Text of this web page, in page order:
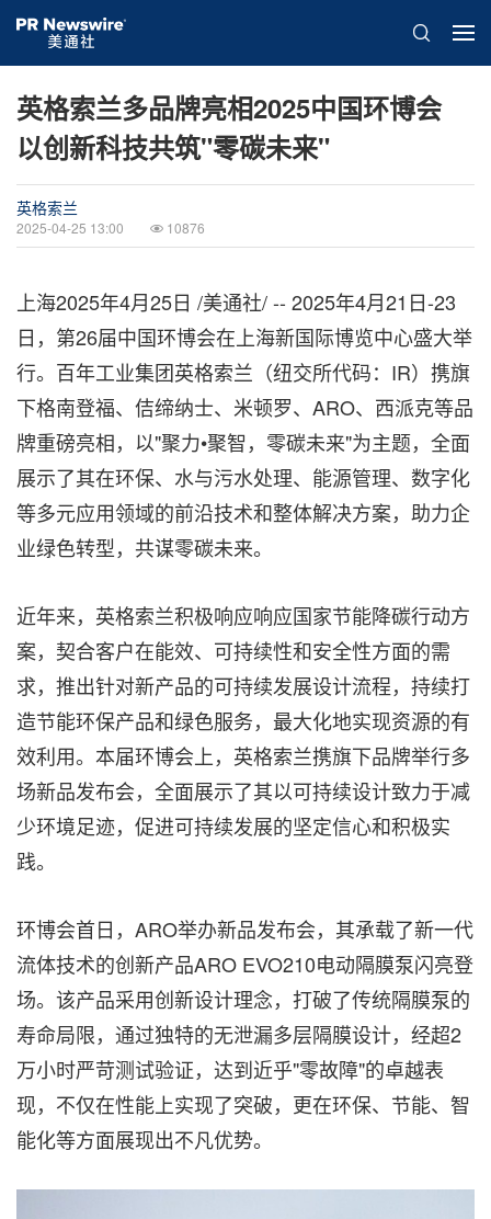
英格索兰多品牌亮相2025中国环博会
以创新科技共筑"零碳未来"
英格索兰
2025-04-25 13:00 10876
上海2025年4月25日 /美通社/ -- 2025年4月21日-23
日，第26届中国环博会在上海新国际博览中心盛大举
行。百年工业集团英格索兰（纽交所代码：IR）携旗
下格南登福、佶缔纳士、米顿罗、ARO、西派克等品
牌重磅亮相，以"聚力•聚智，零碳未来"为主题，全面
展示了其在环保、水与污水处理、能源管理、数字化
等多元应用领域的前沿技术和整体解决方案，助力企
业绿色转型，共谋零碳未来。
近年来，英格索兰积极响应响应国家节能降碳行动方
案，契合客户在能效、可持续性和安全性方面的需
求，推出针对新产品的可持续发展设计流程，持续打
造节能环保产品和绿色服务，最大化地实现资源的有
效利用。本届环博会上，英格索兰携旗下品牌举行多
场新品发布会，全面展示了其以可持续设计致力于减
少环境足迹，促进可持续发展的坚定信心和积极实
践。
环博会首日，ARO举办新品发布会，其承载了新一代
流体技术的创新产品ARO EVO210电动隔膜泵闪亮登
场。该产品采用创新设计理念，打破了传统隔膜泵的
寿命局限，通过独特的无泄漏多层隔膜设计，经超2
万小时严苛测试验证，达到近乎"零故障"的卓越表
现，不仅在性能上实现了突破，更在环保、节能、智
能化等方面展现出不凡优势。